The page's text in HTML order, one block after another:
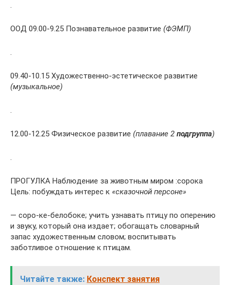
.
ООД 09.00-9.25 Познавательное развитие (ФЭМП)
.
09.40-10.15 Художественно-эстетическое развитие
(музыкальное)
.
12.00-12.25 Физическое развитие (плавание 2 подгруппа)
.
ПРОГУЛКА Наблюдение за животным миром :сорока
Цель: побуждать интерес к «сказочной персоне»
— соро-ке-белобоке; учить узнавать птицу по оперению
и звуку, который она издает; обогащать словарный
запас художественным словом; воспитывать
заботливое отношение к птицам.
Читайте также: Конспект занятия